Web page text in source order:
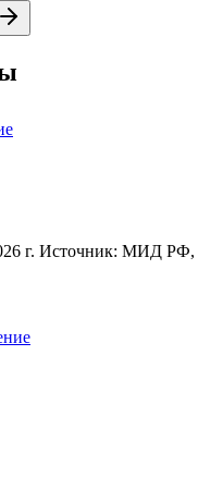
г. Источник: МИД РФ,